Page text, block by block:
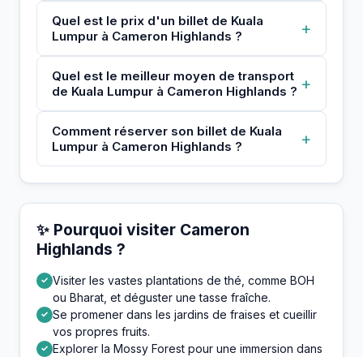
Quel est le prix d'un billet de Kuala
Lumpur à Cameron Highlands ?
+
Quel est le meilleur moyen de transport
de Kuala Lumpur à Cameron Highlands ? +
Comment réserver son billet de Kuala
Lumpur à Cameron Highlands ?
+
✨ Pourquoi visiter Cameron
Highlands ?
✓ Visiter les vastes plantations de thé, comme BOH
ou Bharat, et déguster une tasse fraîche.
✓ Se promener dans les jardins de fraises et cueillir
vos propres fruits.
✓ Explorer la Mossy Forest pour une immersion dans